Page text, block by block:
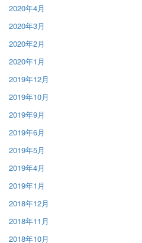
2020年4月
2020年3月
2020年2月
2020年1月
2019年12月
2019年10月
2019年9月
2019年6月
2019年5月
2019年4月
2019年1月
2018年12月
2018年11月
2018年10月